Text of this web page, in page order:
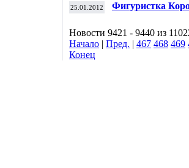
25.01.2012
Фигуристка
Новости 9421 - 9440 из
Начало | Пред. | 467 468 469
Конец